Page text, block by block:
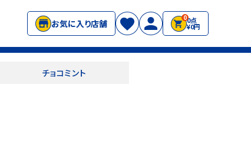
お気に入り店舗
00点
¥0円
チョコミント